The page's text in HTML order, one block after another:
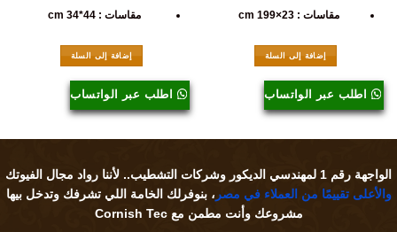
مقاسات : 23×199 cm
إضافة إلى السلة
اطلب عبر الواتساب
مقاسات : 44*34 cm
إضافة إلى السلة
اطلب عبر الواتساب
الواجهة رقم 1 لمهندسي الديكور وشركات التشطيب.. لأننا
رواد مجال الفيوتك
والأعلى تقييمًا من العملاء في مصر ، بنوفرلك الخامة اللي تشرفك وتدخل بيها
مشروعك وأنت مطمن مع Cornish Tec